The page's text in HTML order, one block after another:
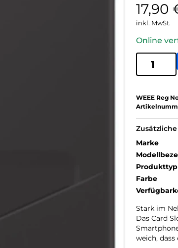
17,90
inkl. MwSt.
Online
WEEE Reg
Marke
Produkttyp
Farbe
Stark im
Das Card
weich,